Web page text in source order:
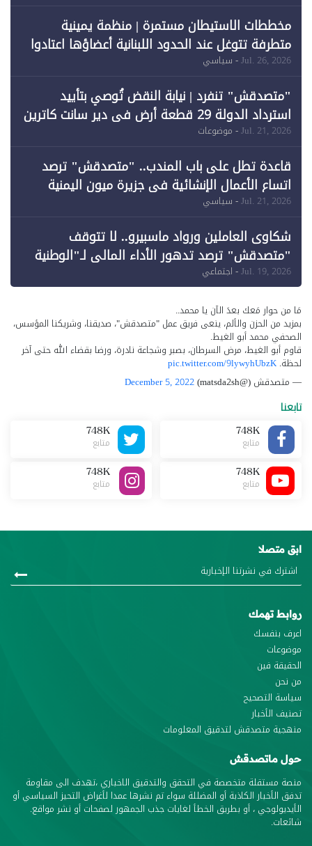
مخططات الاستيطان مستمرة | منظمة يمينية
متطرفة تتوغل عند الحدود اللبنانية أعضاؤها اعتادوا
خرق الحدود
Jul. 26, 2026- سياسي
"متصدقش" تنفرد | نيابة النقض تُوصي بتأييد
استرداد الدولة 29 قطعة أرض في دير سانت كاترين
وقبول طعن الحكومة جزئيًا (1)
Jul. 21, 2026- موضوعات
قاعدة تطل على باب المندب.. "متصدقش" ترصد
اتساع الأعمال الإنشائية في جزيرة ميون اليمنية
Jul. 21, 2026- سياسي
شكاوى العاملين ورواد ماسبيرو.. لا تتوقف
"متصدقش" ترصد تدهور الأداء المالي لـ"الوطنية
للإعلام"
Jul. 19, 2026- اجتماعي
مَا من حوار مَعك بعدَ الآن يا محمد..
بمزيد من الحزن والألم، ينعى فريق عمل "متصدقش"، صديقنا، وشريكنا المؤسس،
الصحفي محمد أبو الغيط.
قاوم أبو الغيط، مرض السرطان، بصبر وشجاعة نادرة، ورضا بقضاء الله حتى آخر
لحظة. pic.twitter.com/9lywyhUbzK
— متصدقش (@matsda2sh)
December 5, 2022
تابعنا
748K
متابع
748K
متابع
748K
متابع
748K
متابع
ابق متصلا
روابط تهمك
اعرف بنفسك
موضوعات
الحقيقة فين
من نحن
سياسة التصحيح
تصنيف الأخبار
منهجية متصدقش لتدقيق المعلومات
حول ماتصدقش
منصة مستقلة متخصصة في التحقق والتدقيق الاخباري ،تهدف الى مقاومة
تدفق الأخبار الكاذبة أو المضللة سواء تم نشرها عمدا لأغراض التحيز السياسي أو
الأيديولوجي ، أو بطريق الخطأ لغايات جذب الجمهور لصفحات أو نشر مواقع.
شائعات.